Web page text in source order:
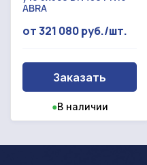
ABRA
от 321 080 руб./шт.
Заказать
●В наличии